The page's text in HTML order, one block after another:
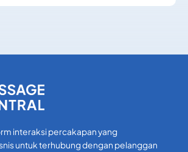
interaksi percakapan yang
untuk terhubung dengan pelanggan